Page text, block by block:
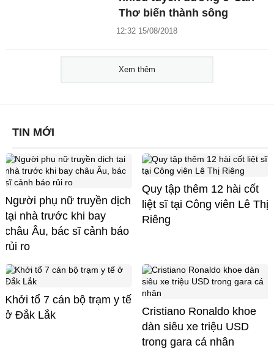
Thơ biến thành sông
12:32 15/08/2018
Xem thêm
TIN MỚI
Người phụ nữ truyền dịch
tại nhà trước khi bay
châu Âu, bác sĩ cảnh báo
rủi ro
Quy tập thêm 12 hài cốt
liệt sĩ tại Công viên Lê Thị
Riêng
Khởi tổ 7 cán bộ trạm y tế
ở Đắk Lắk
Cristiano Ronaldo khoe
dàn siêu xe triệu USD
trong gara cá nhân